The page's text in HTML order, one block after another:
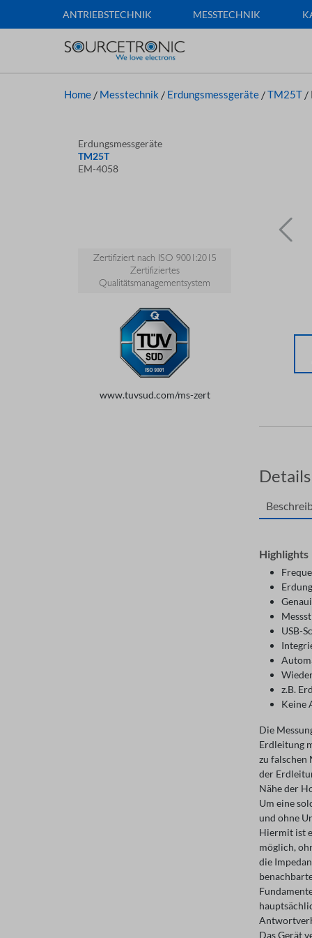
ANTRIEBSTECHNIK MESSTECHNIK
Home / Messtechnik / Erdungsmessgeräte /TM25T /
Erdungsmessgeräte
TM25T
EM-4058
Zertifiziert nach ISO 9001:2015
Zertifiziertes
Qualitätsmanagementsystem
www.tuvsud.com/ms-zert
Details
Highlights
USB-
z.B.
Keine
Die
Erdleitung
zu falschen
der
Nähe der
Um eine
und ohne
Hiermit ist
möglich,
die
Das Gerät